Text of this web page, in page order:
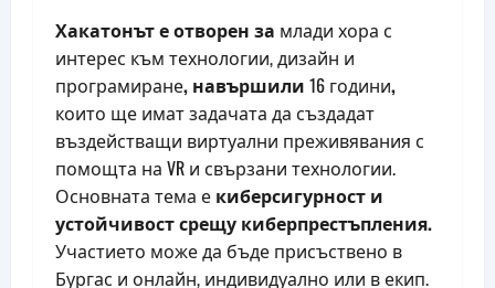
Хакатонът е отворен за млади хора с
интерес към технологии, дизайн и
програмиране, навършили 16 години,
които ще имат задачата да създадат
въздействащи виртуални преживявания с
помощта на VR и свързани технологии.
Основната тема е киберсигурност и
устойчивост срещу киберпрестъпления.
Участието може да бъде присъствено в
Бургас и онлайн, индивидуално или в екип.